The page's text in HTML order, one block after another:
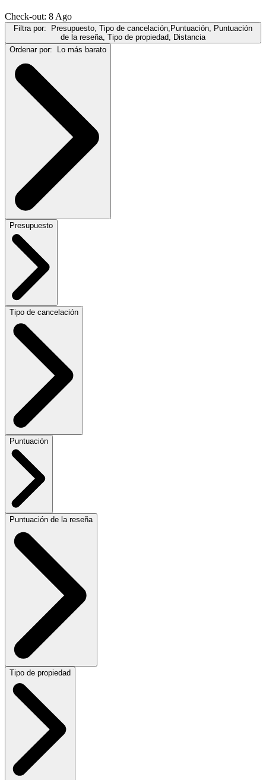
Check-out: 8 Ago
Filtra por:
Presupuesto, Tipo de cancelación,Puntuación, Puntuación
de la reseña, Tipo de propiedad, Distancia
Ordenar por:
Lo más barato
Presupuesto
Tipo de cancelación
Puntuación
Puntuación de la reseña
Tipo de propiedad